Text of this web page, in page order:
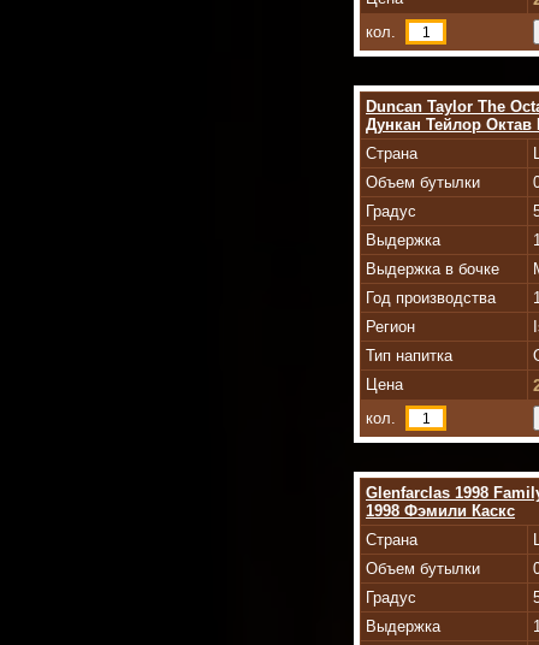
кол.
Duncan Taylor The
Дункан Тейлор
Страна
Объем бутылки
Градус
Выдержка
Выдержка в бочке
Год производства
Регион
Тип напитка
Цена
кол.
Glenfarclas 1998
1998 Фэмили Каскс
Страна
Объем бутылки
Градус
Выдержка